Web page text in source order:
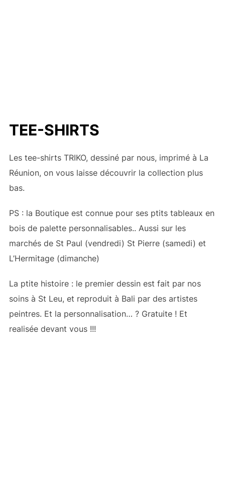
TEE-SHIRTS
Les tee-shirts TRIKO, dessiné par nous, imprimé à La
Réunion, on vous laisse découvrir la collection plus
bas.
PS : la Boutique est connue pour ses ptits tableaux en
bois de palette personnalisables.. Aussi sur les
marchés de St Paul (vendredi) St Pierre (samedi) et
L’Hermitage (dimanche)
La ptite histoire : le premier dessin est fait par nos
soins à St Leu, et reproduit à Bali par des artistes
peintres. Et la personnalisation… ? Gratuite ! Et
realisée devant vous !!!